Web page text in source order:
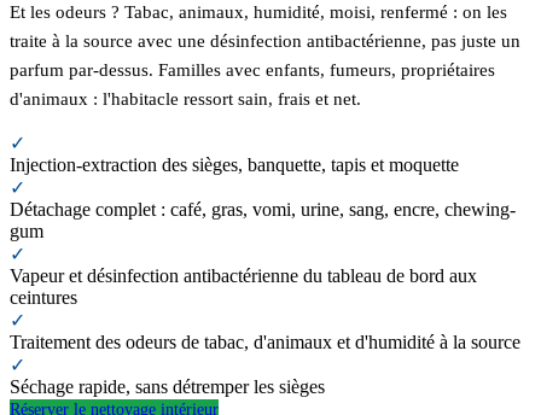
Et les odeurs ? Tabac, animaux, humidité, moisi, renfermé : on les
traite à la source avec une désinfection antibactérienne, pas juste un
parfum par-dessus. Familles avec enfants, fumeurs, propriétaires
d'animaux : l'habitacle ressort sain, frais et net.
✓
Injection-extraction des sièges, banquette, tapis et moquette
✓
Détachage complet : café, gras, vomi, urine, sang, encre, chewing-
gum
✓
Vapeur et désinfection antibactérienne du tableau de bord aux
ceintures
✓
Traitement des odeurs de tabac, d'animaux et d'humidité à la source
✓
Séchage rapide, sans détremper les sièges
Réserver le nettoyage intérieur